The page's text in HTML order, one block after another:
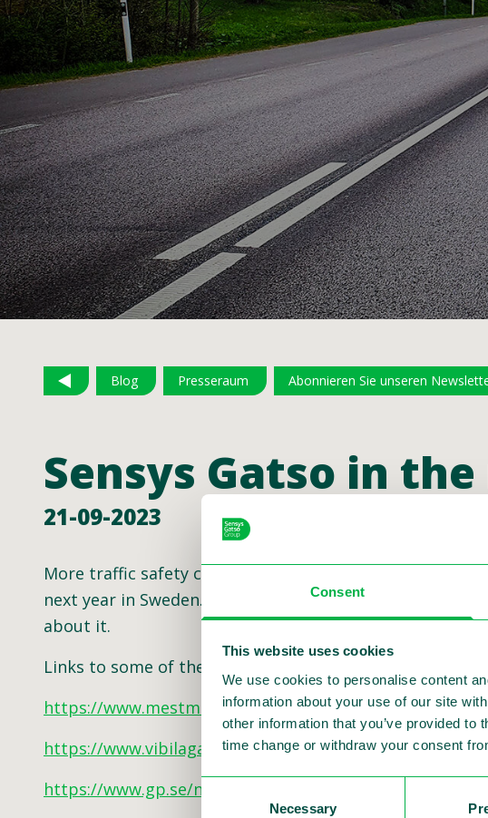
Consent
This website uses cookies
We use cookies to personalise content
information about your use of our site
other information that you’ve provided
time change or withdraw your consent
Consent
Necessary
Blog Presseraum Abonnieren Sie unseren
Sensys Gatso in
21-09-2023
More traffic safety cameras at more types of roads –
next year in Sweden. Vi Bilägare published an article
about it.
Links to some of the articles:
https://www.mestmotor.se/automotorsport/artiklar/
https://www.vibilagare.se/nyheter/ny-fartkamera-pa-
https://www.gp.se/nyheter/sverige/snart-kommer-nya-